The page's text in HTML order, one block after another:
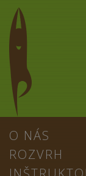
O NÁS
ROZVRH